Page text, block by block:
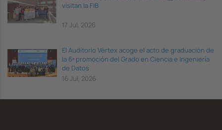
visitan la FIB
17 Jul, 2026
El Auditorio Vèrtex acoge el acto de graduación de
la 6ª promoción del Grado en Ciencia e Ingeniería
de Datos
16 Jul, 2026